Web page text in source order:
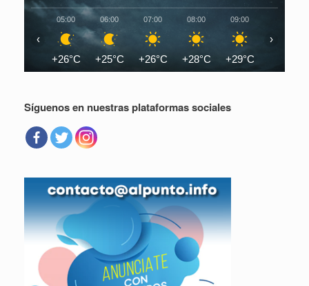
05:00
+26°C
06:00
+25°C
07:00
+26°C
08:00
+28°C
09:00
+29°C
‹ ›
Síguenos en nuestras plataformas sociales